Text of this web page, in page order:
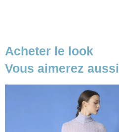
Acheter le look
Vous aimerez aussi